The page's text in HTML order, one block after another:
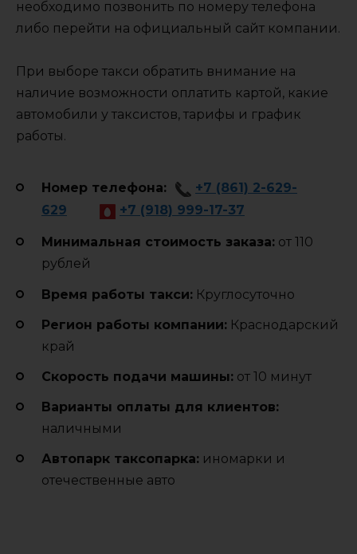
необходимо позвонить по номеру телефона
либо перейти на официальный сайт компании.
При выборе такси обратить внимание на
наличие возможности оплатить картой, какие
автомобили у таксистов, тарифы и график
работы.
Номер телефона:
+7 (861) 2-629-
629
+7 (918) 999-17-37
Минимальная стоимость заказа: от 110
рублей
Время работы такси: Круглосуточно
Регион работы компании: Краснодарский
край
Cкорость подачи машины: от 10 минут
Варианты оплаты для клиентов:
наличными
Автопарк таксопарка: иномарки и
отечественные авто